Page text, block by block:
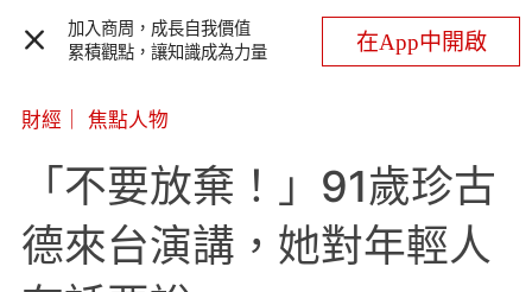
加入商周，成長自我價值
累積觀點，讓知識成為力量
在App中開啟
財經 焦點人物
「不要放棄！」91歲珍古
德來台演講，她對年輕人